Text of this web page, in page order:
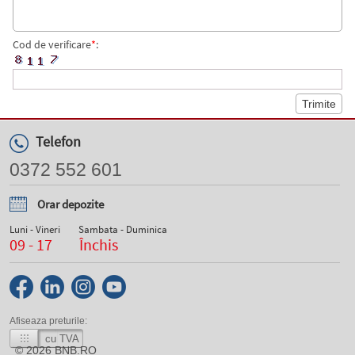
Cod de verificare*:
Telefon
0372 552 601
Orar depozite
Luni - Vineri
09 - 17
Sambata - Duminica
Închis
Afiseaza preturile:
cu TVA
© 2026BNB.RO